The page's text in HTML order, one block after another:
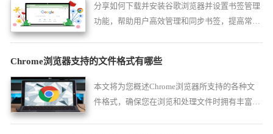
分享如何下载并安装谷歌浏览器并设置书签管理
功能，帮助用户高效管理和同步书签，提高常用
Chrome浏览器支持的文件格式有哪些
本文将为您概述Chrome浏览器所支持的各种文
件格式，确保您在浏览和处理文件时拥有丰富的